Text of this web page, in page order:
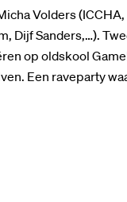
Volders
Dijf Sanders,…).
op oldskool
Een raveparty